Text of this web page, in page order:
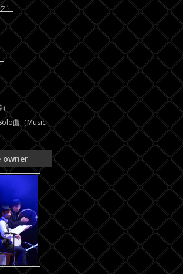
）
曲（Music